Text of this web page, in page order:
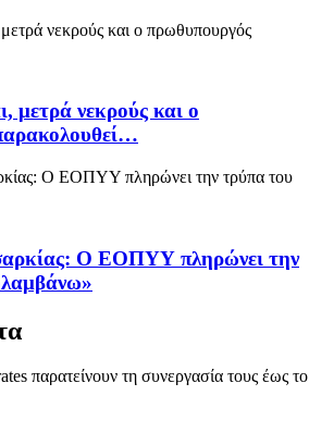
μετρά νεκρούς και ο
Ο ΕΟΠΥΥ πληρώνει την